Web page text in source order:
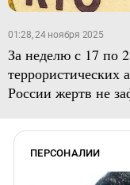
01:28, 24 ноября 2025
За неделю с 17 по
террористических
России жертв не
ПЕРСОНАЛИИ